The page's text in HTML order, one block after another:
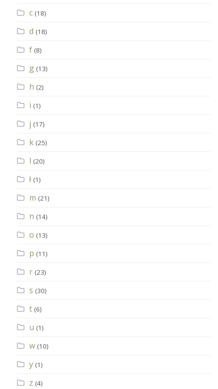
c (18)
d (18)
f (8)
g (13)
h (2)
i (1)
j (17)
k (25)
l (20)
ł (1)
m (21)
n (14)
o (13)
p (11)
r (23)
s (30)
t (6)
u (1)
w (10)
y (1)
z (4)